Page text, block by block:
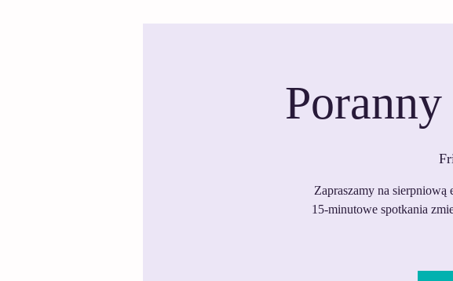
Zapraszamy na sierpniową
15-minutowe spotkania